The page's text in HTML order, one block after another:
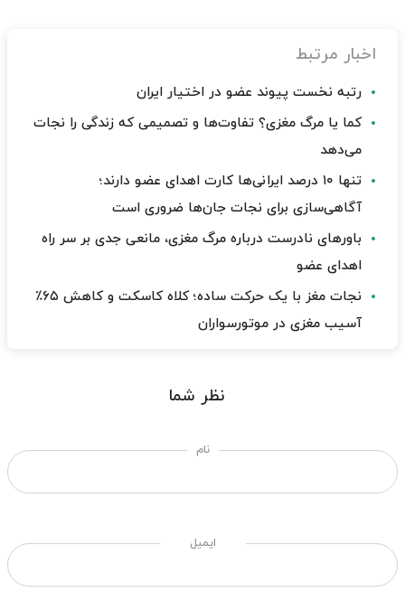
اخبار مرتبط
رتبه نخست پیوند عضو در اختیار ایران
کما یا مرگ مغزی؟ تفاوت‌ها و تصمیمی که زندگی را نجات
می‌دهد
تنها ۱۰ درصد ایرانی‌ها کارت اهدای عضو دارند؛
آگاهی‌سازی برای نجات جان‌ها ضروری است
باورهای نادرست درباره مرگ مغزی، مانعی جدی بر سر راه
اهدای عضو
نجات مغز با یک حرکت ساده؛ کلاه کاسکت و کاهش ۶۵٪
آسیب مغزی در موتورسواران
نظر شما
نام
ایمیل